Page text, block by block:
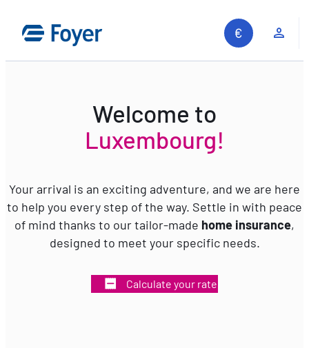
content
Welcome to
Luxembourg!
Your arrival is an exciting adventure, and we are here
to help you every step of the way. Settle in with peace
of mind thanks to our tailor-made home insurance,
designed to meet your specific needs.
Calculate your rate